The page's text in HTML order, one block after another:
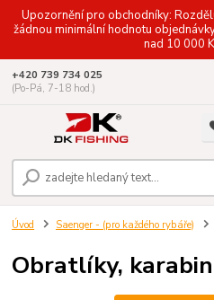
Upozornění pro obchodníky:
žádnou minimální hodnotu
nad 10 000
+420 739 734 025
(Po-Pá, 7-18 hod.)
Úvod Saenger - (pro každého rybáře)
Obratlíky,